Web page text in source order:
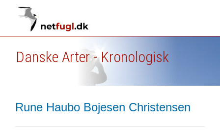
Danske Arter - Kronologisk
Rune Haubo Bojesen Christensen